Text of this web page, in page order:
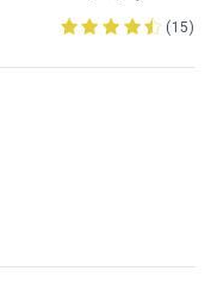
(15)